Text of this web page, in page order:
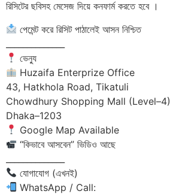
রিসিটের ছবিসহ মেসেজ দিয়ে কনফার্ম করতে হবে ।
পেমেন্ট করে রিসিট পাঠালেই আসন নিশ্চিত
ভেন্যু
Huzaifa Enterprize Office
43, Hatkhola Road, Tikatuli
Chowdhury Shopping Mall (Level–4)
Dhaka–1203
Google Map Available
“কিভাবে আসবেন” ভিডিও আছে
যোগাযোগ (এখনই)
WhatsApp / Call: